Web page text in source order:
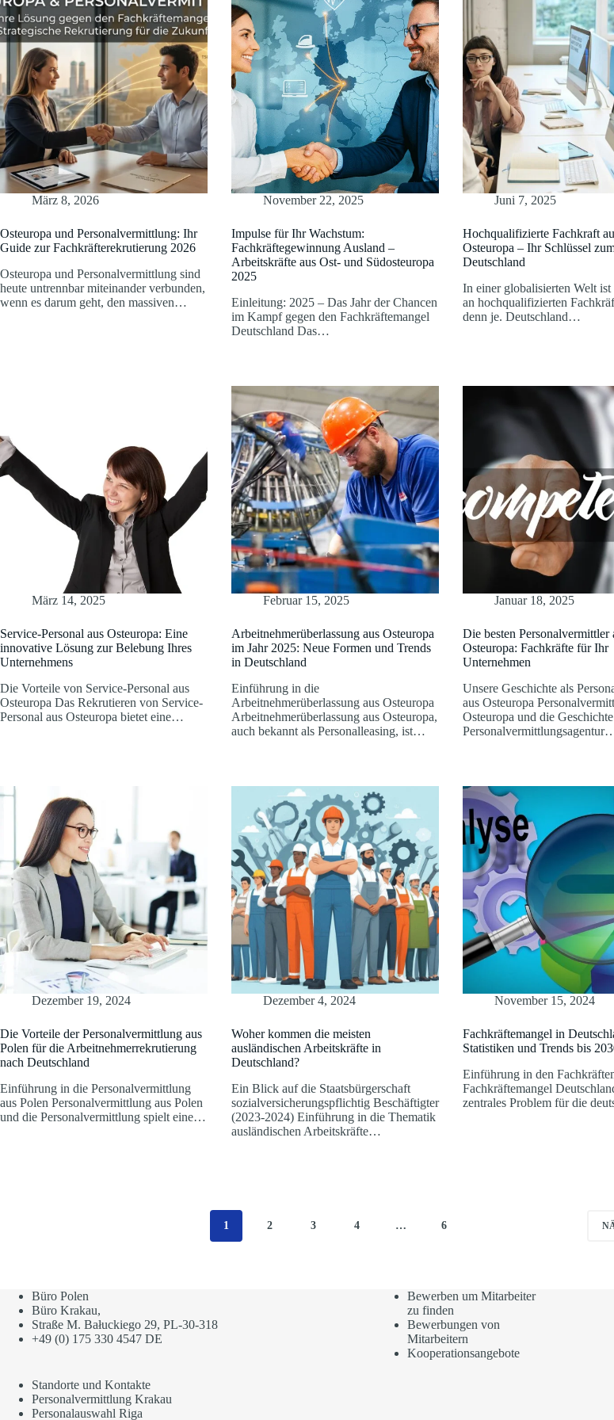
März 8, 2026
Osteuropa und Personalvermittlung: Ihr
Guide zur Fachkräfterekrutierung 2026
Osteuropa und Personalvermittlung sind
heute untrennbar miteinander verbunden,
wenn es darum geht, den massiven…
November 22, 2025
Impulse für Ihr Wachstum:
Fachkräftegewinnung Ausland –
Arbeitskräfte aus Ost- und Südosteuropa
2025
Einleitung: 2025 – Das Jahr der Chancen
im Kampf gegen den Fachkräftemangel
Deutschland Das…
Juni 7, 2025
Hochqualifizierte Fachkraft
Osteuropa – Ihr Schlüssel
Deutschland
In einer globalisierten Welt
an hochqualifizierten
denn je. Deutschland…
März 14, 2025
Service-Personal aus Osteuropa: Eine
innovative Lösung zur Belebung Ihres
Unternehmens
Die Vorteile von Service-Personal aus
Osteuropa Das Rekrutieren von Service-
Personal aus Osteuropa bietet eine…
Februar 15, 2025
Arbeitnehmerüberlassung aus Osteuropa
im Jahr 2025: Neue Formen und Trends
in Deutschland
Einführung in die
Arbeitnehmerüberlassung aus Osteuropa
Arbeitnehmerüberlassung aus Osteuropa,
auch bekannt als Personalleasing, ist…
Januar 18, 2025
Die besten Personalvermittler
Osteuropa: Fachkräfte für Ihr
Unternehmen
Unsere Geschichte als
aus Osteuropa
Osteuropa und die
Dezember 19, 2024
Die Vorteile der Personalvermittlung aus
Polen für die Arbeitnehmerrekrutierung
nach Deutschland
Einführung in die Personalvermittlung
aus Polen Personalvermittlung aus Polen
und die Personalvermittlung spielt eine…
Dezember 4, 2024
Woher kommen die meisten
ausländischen Arbeitskräfte in
Deutschland?
Ein Blick auf die Staatsbürgerschaft
sozialversicherungspflichtig Beschäftigter
(2023-2024) Einführung in die Thematik
ausländischen Arbeitskräfte…
November 15, 2024
Fachkräftemangel in
Statistiken und Trends bis
Einführung in den
Fachkräftemangel
zentrales Problem für die
1 2 3 4 … 6
Büro Polen
Büro Krakau,
Straße M. Bałuckiego 29, PL-30-318
+49 (0) 175 330 4547 DE
Standorte und Kontakte
Personalvermittlung Krakau
Personalauswahl Riga
Bewerben um Mitarbeiter
zu finden
Bewerbungen von
Mitarbeitern
Kooperationsangebote